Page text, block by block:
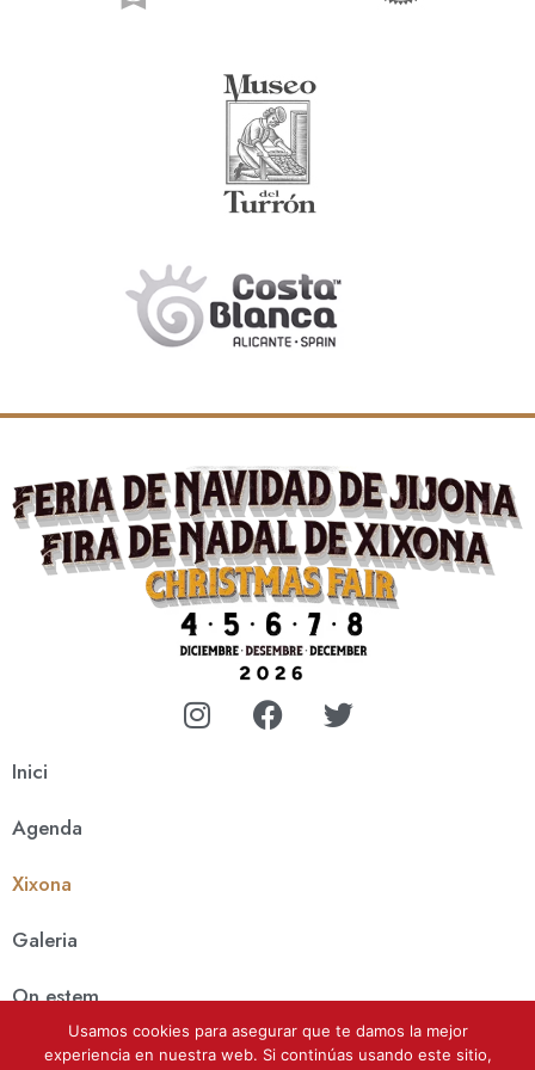
Inici
Agenda
Xixona
Galeria
On estem
Notícies
Usamos cookies para asegurar que te damos la mejor
experiencia en nuestra web. Si continúas usando este sitio,